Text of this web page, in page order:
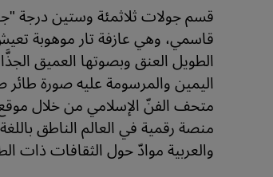
الطويل العنق وبصوتها العميق
اليمين والمرسومة عليه صورة
منصة رقمية في العالم الناطق باللغة
والعربية موادّ حول الثقافات ذات